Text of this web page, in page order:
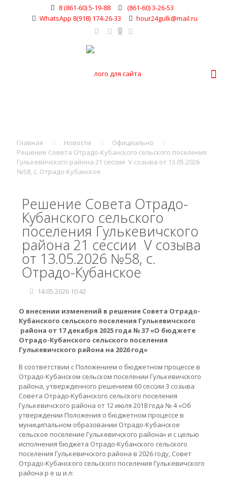
8 (861-60) 5-19-88
(861-60) 3-26-53
WhatsApp 8(918) 174-26-33
hour24gulk@mail.ru
Главная Новости
Официально
Решение Совета Отрадо-Кубанского сельского поселения
Гулькевичского района 21 сессии V созыва от 13.05.2026
№58, с. Отрадо-Кубанское
Решение Совета Отрадо-
Кубанского сельского
поселения Гулькевичского
района 21 сессии V созыва
от 13.05.2026 №58, с.
Отрадо-Кубанское
14.05.2026 10:42
О внесении изменений в решение Совета Отрадо-
Кубанского сельского поселения Гулькевичского
района от 17 декабря 2025 года № 37 «О бюджете
Отрадо-Кубанского сельского поселения
Гулькевичского района на 2026 год»
В соответствии с Положением о бюджетном процессе в
Отрадо-Кубанском сельском поселении Гулькевичского
района, утвержденного решением 60 сессии 3 созыва
Совета Отрадо-Кубанского сельского поселения
Гулькевичского района от 12 июля 2018 года № 4 «Об
утверждении Положения о бюджетном процессе в
муниципальном образовании Отрадо-Кубанское
сельское поселение Гулькевичского района» и с целью
исполнения бюджета Отрадо-Кубанского сельского
поселения Гулькевичского района в 2026 году, Совет
Отрадо-Кубанского сельского поселения Гулькевичского
района р е ш и л: